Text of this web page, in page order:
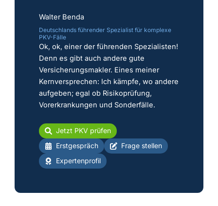
Walter Benda
Deutschlands führender Spezialist für komplexe
PKV-Fälle
Ok, ok, einer der führenden Spezialisten!
Denn es gibt auch andere gute
Versicherungsmakler. Eines meiner
Kernversprechen: Ich kämpfe, wo andere
aufgeben; egal ob Risikoprüfung,
Vorerkrankungen und Sonderfälle.
Jetzt PKV prüfen
Erstgespräch
Frage stellen
Expertenprofil